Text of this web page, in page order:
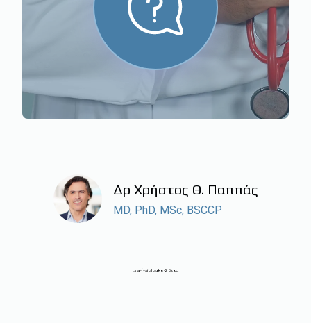
Δρ Χρήστος Θ. Παππάς
MD, PhD, MSc, BSCCP